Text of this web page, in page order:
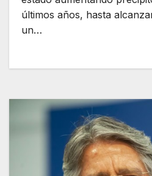
últimos años, hasta
un…